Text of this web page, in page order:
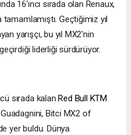
16'ıncı sırada olan Renaux,
Geçtiğimiz yıl
yarışçı, bu yıl MX2'nin
liderliği sürdürüyor.
sırada kalanRed Bull KTM
Bitci MX2 of
yer buldu. Dünya